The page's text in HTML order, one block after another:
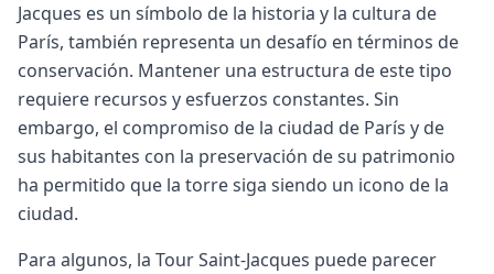
Jacques es un símbolo de la historia y la cultura de
París, también representa un desafío en términos de
conservación. Mantener una estructura de este tipo
requiere recursos y esfuerzos constantes. Sin
embargo, el compromiso de la ciudad de París y de
sus habitantes con la preservación de su patrimonio
ha permitido que la torre siga siendo un icono de la
ciudad.
Para algunos, la Tour Saint-Jacques puede parecer